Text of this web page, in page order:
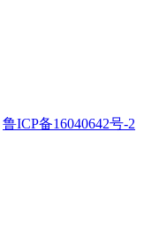
鲁ICP备16040642号-2